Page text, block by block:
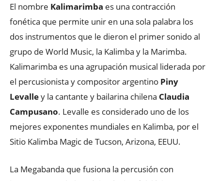
El nombre Kalimarimba es una contracción
fonética que permite unir en una sola palabra los
dos instrumentos que le dieron el primer sonido al
grupo de World Music, la Kalimba y la Marimba.
Kalimarimba es una agrupación musical liderada por
el percusionista y compositor argentino Piny
Levalley la cantante y bailarina chilena Claudia
Campusano. Levalle es considerado uno de los
mejores exponentes mundiales en Kalimba, por el
Sitio Kalimba Magic de Tucson, Arizona, EEUU.
La Megabanda que fusiona la percusión con